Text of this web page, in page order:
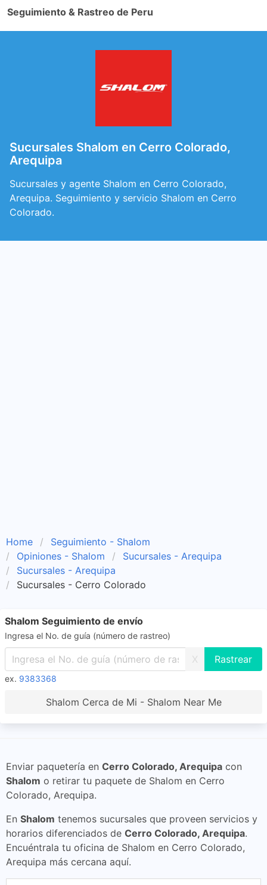
Seguimiento & Rastreo de Peru
Sucursales Shalom en Cerro Colorado,
Arequipa
Sucursales y agente Shalom en Cerro Colorado,
Arequipa. Seguimiento y servicio Shalom en Cerro
Colorado.
Home
Seguimiento - Shalom
Opiniones - Shalom
Sucursales - Arequipa
Sucursales - Arequipa
Sucursales - Cerro Colorado
Shalom Seguimiento de envío
Ingresa el No. de guía (número de rastreo)
X
ex. 9383368
Shalom Cerca de Mi - Shalom Near Me
Enviar paquetería en Cerro Colorado, Arequipa con
Shalom o retirar tu paquete de Shalom en Cerro
Colorado, Arequipa.
En Shalom tenemos sucursales que proveen servicios y
horarios diferenciados de Cerro Colorado, Arequipa.
Encuéntrala tu oficina de Shalom en Cerro Colorado,
Arequipa más cercana aquí.